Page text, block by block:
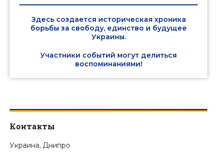
Здесь создается историческая хроника
борьбы за свободу, единство и будущее
Украины.
Участники событий могут делиться
воспоминаниями!
Контакты
Украина, Днипро